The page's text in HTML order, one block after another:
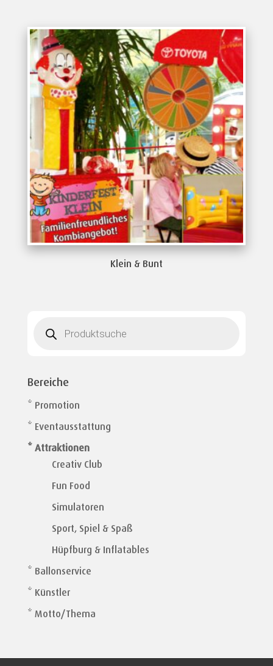
Klein & Bunt
search
Bereiche
* Promotion
* Eventausstattung
* Attraktionen
Creativ Club
Fun Food
Simulatoren
Sport, Spiel & Spaß
Hüpfburg & Inflatables
* Ballonservice
* Künstler
* Motto/Thema